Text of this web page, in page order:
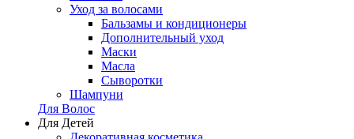
Уход за волосами
Бальзамы и кондиционеры
Дополнительный уход
Маски
Масла
Сыворотки
Шампуни
Для Волос
Для Детей